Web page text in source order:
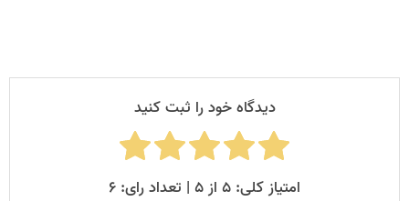
دیدگاه خود را ثبت کنید
امتیاز کلی: ۵ از ۵ | تعداد رای: ۶